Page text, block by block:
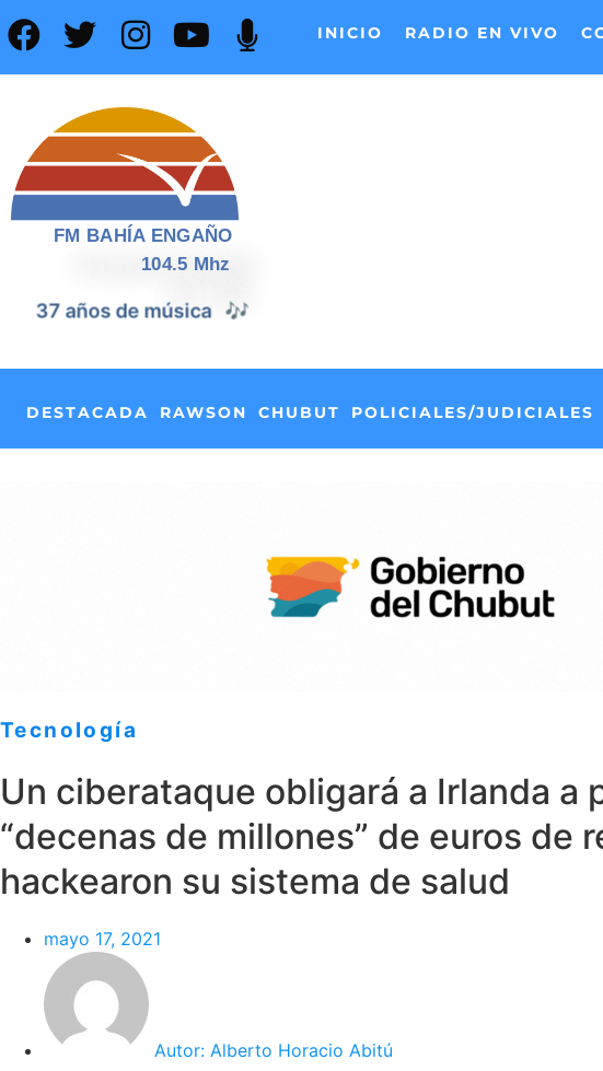
INICIO RADIO EN VIVO
FM BAHÍA ENGAÑO
104.5 Mhz
37 años de noticias 📰
DESTACADA RAWSON CHUBUT POLICIALES/JUDICIALES
Tecnología
Un ciberataque obligará a Irlanda a
“decenas de millones” de euros de
hackearon su sistema de salud
mayo 17, 2021
Autor: Alberto Horacio Abitú